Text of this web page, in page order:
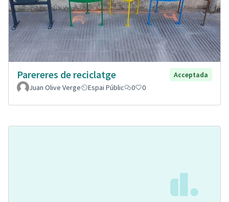
Parereres de reciclatge
Acceptada
Juan Olive Verge
Espai Públic 0 0